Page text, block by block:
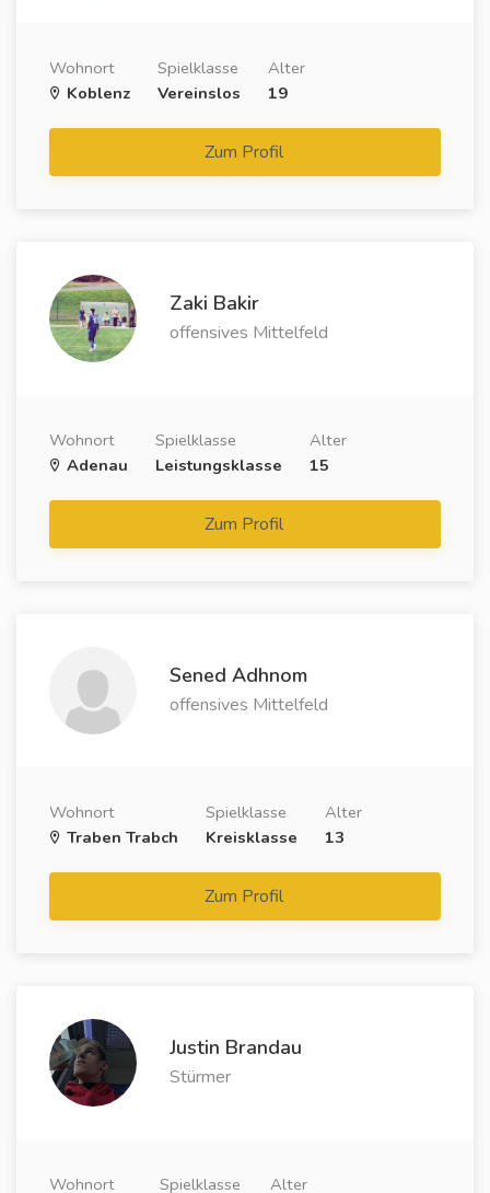
Wohnort
Koblenz
Spielklasse
Vereinslos
Alter
19
Zum Profil
Zaki Bakir
offensives Mittelfeld
Wohnort
Adenau
Spielklasse
Leistungsklasse
Alter
15
Zum Profil
Sened Adhnom
offensives Mittelfeld
Wohnort
Traben Trabch
Spielklasse
Kreisklasse
Alter
13
Zum Profil
Justin Brandau
Stürmer
Wohnort
Spielklasse
Alter